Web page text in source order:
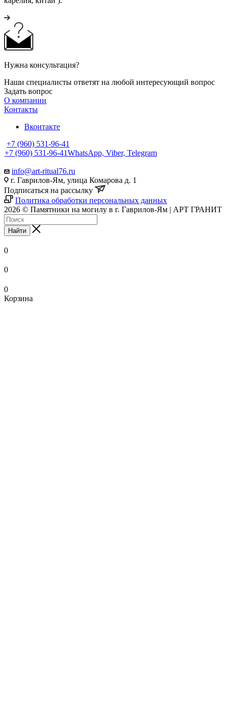
Нужна консультация?
Наши специалисты ответят на любой интересующий вопрос
Задать вопрос
О компании
Контакты
Вконтакте
+7 (960) 531-96-41
+7 (960) 531-96-41WhatsApp, Viber, Telegram
info@art-ritual76.ru
г. Гаврилов-Ям, улица Комарова д. 1
Подписаться на рассылку
Политика обработки персональных данных
2026 © Памятники на могилу в г. Гаврилов-Ям | АРТ ГРАНИТ
Найти
0
0
0
Корзина